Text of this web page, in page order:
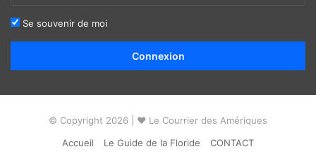
Se souvenir de moi
Connexion
© Copyright 2026 | ❤ Le Courrier des Amériques
Accueil
Le Guide de la Floride CONTACT